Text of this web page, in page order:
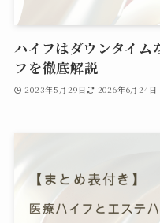
ハイフはダウンタイム
フを徹底解説
2023年5月29日 2026年6月24日